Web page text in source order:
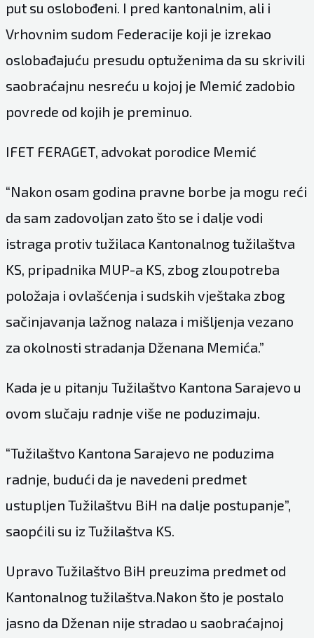
put su oslobođeni. I pred kantonalnim, ali i
Vrhovnim sudom Federacije koji je izrekao
oslobađajuću presudu optuženima da su skrivili
saobraćajnu nesreću u kojoj je Memić zadobio
povrede od kojih je preminuo.
IFET FERAGET, advokat porodice Memić
“Nakon osam godina pravne borbe ja mogu reći
da sam zadovoljan zato što se i dalje vodi
istraga protiv tužilaca Kantonalnog tužilaštva
KS, pripadnika MUP-a KS, zbog zloupotreba
položaja i ovlašćenja i sudskih vještaka zbog
sačinjavanja lažnog nalaza i mišljenja vezano
za okolnosti stradanja Dženana Memića.”
Kada je u pitanju Tužilaštvo Kantona Sarajevo u
ovom slučaju radnje više ne poduzimaju.
“Tužilaštvo Kantona Sarajevo ne poduzima
radnje, budući da je navedeni predmet
ustupljen Tužilaštvu BiH na dalje postupanje”,
saopćili su iz Tužilaštva KS.
Upravo Tužilaštvo BiH preuzima predmet od
Kantonalnog tužilaštva.Nakon što je postalo
jasno da Dženan nije stradao u saobraćajnoj